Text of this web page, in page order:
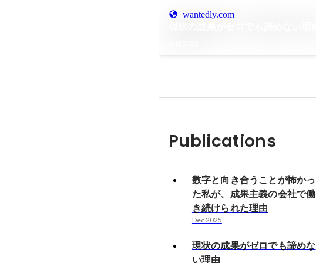
wantedly.com
Publications
数字と向き合うことが怖かっ
た私が、成果主義の会社で働
き続けられた理由
Dec 2025
現状の成果がゼロでも諦めな
い理由